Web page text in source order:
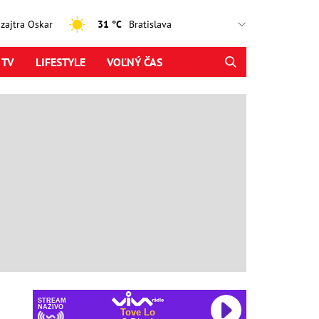
Oskar 31 °C
LIFESTYLE VOĽNÝ ČAS
STREAM
NAŽIVO
Tove Lo